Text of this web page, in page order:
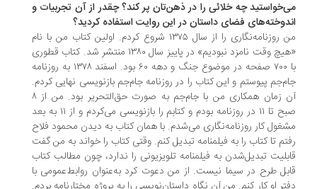
چه خلائی را در ذهن‌تان پر کند؟ چقدر از آن تجربیات و
فضای داستان در این روایت استفاده کردید؟
من روزنامه‌نگاری را از سال ۱۳۷۵ شروع کردم. اولین کتاب من با نام
«هیچ وقت نامزد نبودیم» در پاییز سال ۱۳۸۰ منتشر شد. کتاب قطوری
با ۷۰۰ صفحه در موضوع جنگ و دهه ۶۰ بود. اسفند ۱۳۷۸ به روزنامه
پیوستم و این کتاب را در روزنامه جام‌جم بازنویسی نهایی کردم.
آن زمان همکاری من با جام‌جم به صورت حق‌التحریر بود. من از ۸
صبح تا ۱۱ در روزنامه بودم و کتابم را بازنویسی می‌‌کردم و از ۱۱ به بعد
کار روزنامه‌نگاری می‌‌شدم. ‌با همان کتاب به دیدن محمود فلاح
تا کتاب را به فیلمنامه تبدیل کنم. وقتی کتاب را خواند به من گفت
تبدیل‌شدن به فیلمنامه تلویزیونی را ندارد، چون مطالب کتاب
طرح در سیما نیست. از من دعوت کرد به‌عنوان روابط‌عمومی با